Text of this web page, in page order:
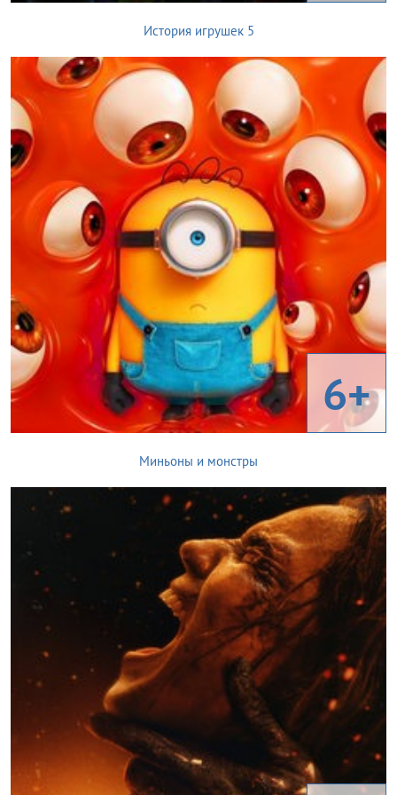
История игрушек 5
6+
Миньоны и монстры